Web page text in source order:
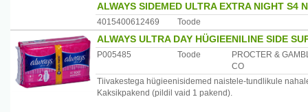
Optimasorb ultra sisemus imab vedeliku ülikiiresti ja
Flexi tiivakesed järgivad teie püksikute kuju ning side
ALWAYS SIDEMED ULTRA EXTRA NIGHT S4
4015400612469 Toode
ALWAYS ULTRA DAY HÜGIEENILINE SIDE
P005485 Toode
PROCTER &
CO
Tiivakestega hügieenisidemed naistele-tundlikule
Kaksikpakend (pildil vaid 1 pakend).